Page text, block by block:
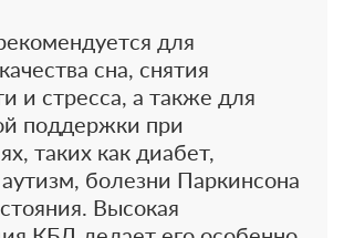
для
сна, снятия
и стресса, а также для
поддержки при
таких как диабет,
болезни Паркинсона
Высокая